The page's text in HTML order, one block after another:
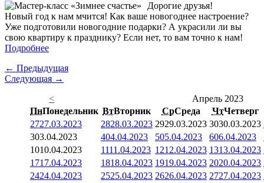
Дорогие друзья!
Новый год к нам мчится! Как ваше новогоднее настроение?
Уже подготовили новогодние подарки? А украсили ли вы
свою квартиру к празднику? Если нет, то вам точно к нам!
Подробнее
← Предыдущая
Следующая →
<
Апрель 2023
ПнПонедельник ВтВторник СрСреда ЧтЧетверг
2727.03.2023 2828.03.2023 2929.03.2023 3030.03.2023
303.04.2023 404.04.2023 505.04.2023 606.04.2023
1010.04.2023 1111.04.2023 1212.04.2023 1313.04.2023
1717.04.2023 1818.04.2023 1919.04.2023 2020.04.2023
2424.04.2023 2525.04.2023 2626.04.2023 2727.04.2023